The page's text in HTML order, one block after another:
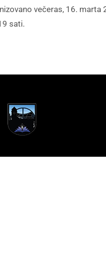
večeras, 16.
sati.